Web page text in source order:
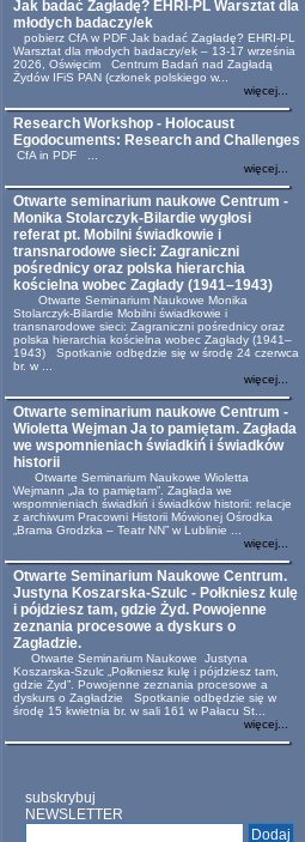
Jak badać Zagładę? EHRI-PL Warsztat dla
młodych badaczy/ek
pobierz CfA w PDF Jak badać Zagładę? EHRI-PL
Warsztat dla młodych badaczy/ek – 13-17 września
2026, Oświęcim Centrum Badań nad Zagładą
Żydów IFiS PAN (członek polskiego w...
więcej...
Research Workshop - Holocaust
Egodocuments: Research and Challenges
CfA in PDF ...
więcej...
Otwarte seminarium naukowe Centrum -
Monika Stolarczyk-Bilardie wygłosi
referat pt. Mobilni świadkowie i
transnarodowe sieci: Zagraniczni
pośrednicy oraz polska hierarchia
kościelna wobec Zagłady (1941–1943)
Otwarte Seminarium Naukowe Monika
Stolarczyk-Bilardie Mobilni świadkowie i
transnarodowe sieci: Zagraniczni pośrednicy oraz
polska hierarchia kościelna wobec Zagłady (1941–
1943) Spotkanie odbędzie się w środę 24 czerwca
br. w ...
więcej...
Otwarte seminarium naukowe Centrum -
Wioletta Wejman Ja to pamiętam. Zagłada
we wspomnieniach świadkiń i świadków
historii
Otwarte Seminarium Naukowe Wioletta
Wejmann „Ja to pamiętam”. Zagłada we
wspomnieniach świadkiń i świadków historii: relacje
z archiwum Pracowni Historii Mówionej Ośrodka
„Brama Grodzka – Teatr NN” w Lublinie ...
więcej...
Otwarte Seminarium Naukowe Centrum.
Justyna Koszarska-Szulc - Połkniesz kulę
i pójdziesz tam, gdzie Żyd. Powojenne
zeznania procesowe a dyskurs o
Zagładzie.
Otwarte Seminarium Naukowe Justyna
Koszarska-Szulc „Połkniesz kulę i pójdziesz tam,
gdzie Żyd”. Powojenne zeznania procesowe a
dyskurs o Zagładzie Spotkanie odbędzie się w
środę 15 kwietnia br. w sali 161 w Pałacu St...
więcej...
subskrybuj
NEWSLETTER